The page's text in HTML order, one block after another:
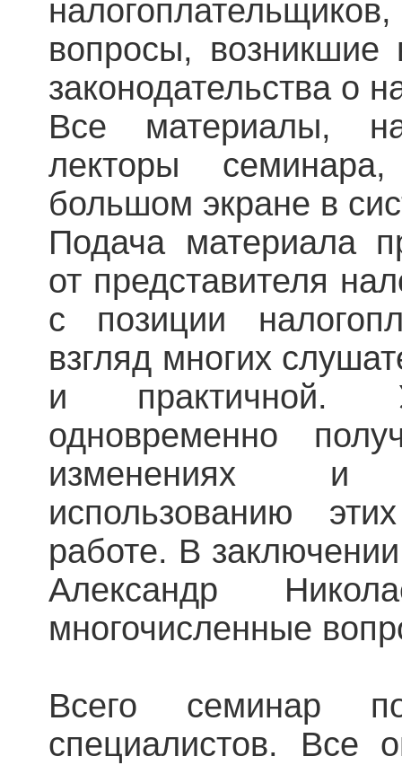
вопросы,
законодательства о
Все материалы,
лекторы
большом экране в
Подача материала
от представителя
с позиции
взгляд многих
и практичной.
одновременно
изменениях и
использованию
работе. В
Александр
многочисленные
Всего семинар
специалистов. Все